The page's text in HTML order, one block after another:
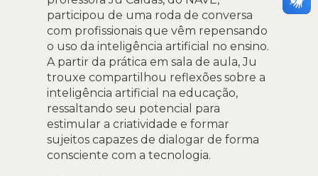
participou de uma roda de conversa
com profissionais que vêm repensando
o uso da inteligência artificial no ensino.
A partir da prática em sala de aula, Ju
trouxe compartilhou reflexões sobre a
inteligência artificial na educação,
ressaltando seu potencial para
estimular a criatividade e formar
sujeitos capazes de dialogar de forma
consciente com a tecnologia.